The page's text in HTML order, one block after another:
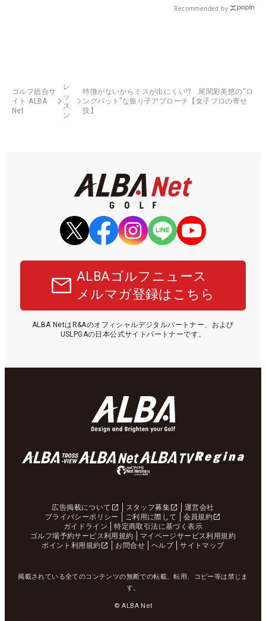
Recommended by
ゴルフ総合サ
イト ALBA
Net
レ
ッ
ス
ン
特徴がないからミスが出にくい!? 尾関彩美悠の“ロ
ングパット”な振り子アプローチ【女子プロの寄せ
技】
ALBAゴルフニュース
メルマガ登録はこちら
ALBA NetはR&Aのオフィシャルデジタルパートナー、および
USLPGAの日本公式サイトパートナーです。
広告掲載について スタッフ募集
運営会社
プライバシーポリシー
ご利用に際して
会員規約
ガイドライン
特定商取引法に基づく表示
ゴルフ場予約サービス利用規約
マイページサービス利用規約
ポイント利用規約
お問合せ ヘルプ サイトマップ
掲載されている全てのコンテンツの無断での転載、転用、コピー等は禁じま
す。
© ALBA Net